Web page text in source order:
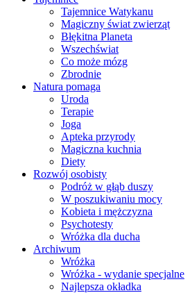
Tajemnice Watykanu
Magiczny świat zwierząt
Błękitna Planeta
Wszechświat
Co może mózg
Zbrodnie
Natura pomaga
Uroda
Terapie
Joga
Apteka przyrody
Magiczna kuchnia
Diety
Rozwój osobisty
Podróż w głąb duszy
W poszukiwaniu mocy
Kobieta i mężczyzna
Psychotesty
Wróżka dla ducha
Archiwum
Wróżka
Wróżka - wydanie specjalne
Najlepsza okładka